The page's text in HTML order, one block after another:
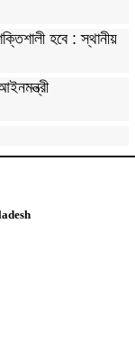
হবে : স্থানীয়
ডজন ১৫০
৭
ঝড়-বৃষ্টির সতর্কতা